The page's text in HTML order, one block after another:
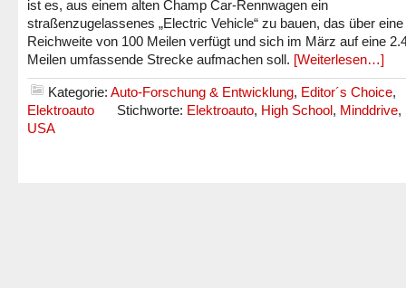
ist es, aus einem alten Champ Car-Rennwagen ein
straßenzugelassenes „Electric Vehicle“ zu bauen, das über eine
Reichweite von 100 Meilen verfügt und sich im März auf eine
Meilen umfassende Strecke aufmachen soll. [Weiterlesen…]
Kategorie: Auto-Forschung & Entwicklung, Editor´s Choice,
Elektroauto
Stichworte: Elektroauto, High School, Minddrive,
USA